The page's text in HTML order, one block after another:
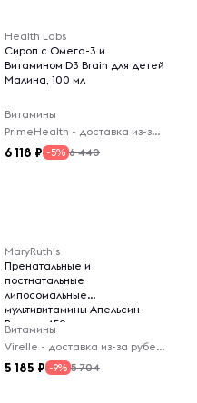
Health Labs
Сироп с Омега-3 и
Витамином D3 Brain для детей
Малина, 100 мл
Витамины
PrimeHealth - доставка из-за рубежа
6 118 -5% 6 440
MaryRuth's
Пренатальные и
постнатальные
липосомальные
мультивитамины Апельсин-
Ваниль, 450 мл
Витамины
Virelle - доставка из-за рубежа
5 185 -9% 5 704